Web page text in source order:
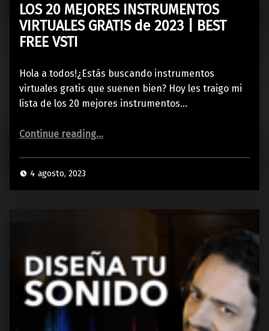
LOS 20 MEJORES INSTRUMENTOS
VIRTUALES GRATIS de 2023 | BEST
FREE VSTI
Hola a todos!¿Estás buscando instrumentos
virtuales gratis que suenen bien? Hoy les traigo mi
lista de los 20 mejores instrumentos…
Continue reading“LOS 20 MEJORES INSTRUMENTOS VIRTUALES GRATIS de 2023 | BEST FREE VSTI”
…
4 agosto, 2023